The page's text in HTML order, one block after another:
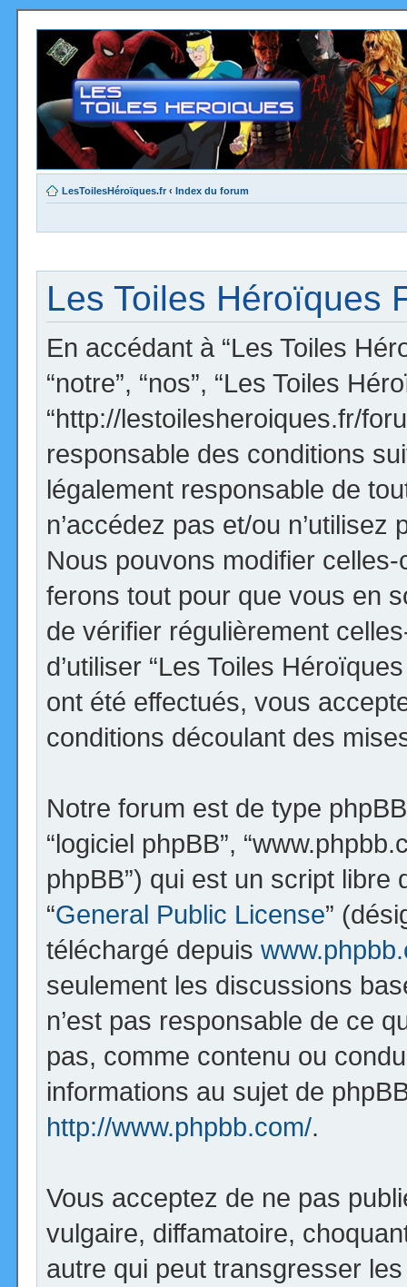
LesToilesHéroïques.fr ‹ Index du forum
Les Toiles Héroïques
En accédant à “Les Toiles
“notre”, “nos”, “Les Toiles
“http://lestoilesheroiques.fr/
responsable des conditions
légalement responsable de
n’accédez pas et/ou n’utilisez
Nous pouvons modifier
ferons tout pour que vous en
de vérifier régulièrement
d’utiliser “Les Toiles
ont été effectués, vous
conditions découlant des
Notre forum est de type phpBB
“logiciel phpBB”,
phpBB”) qui est un script
“General Public License”
téléchargé depuis
seulement les discussions
n’est pas responsable de ce
pas, comme contenu ou
informations au sujet de
http://www.phpbb.com/.
Vous acceptez de ne pas
vulgaire, diffamatoire,
autre qui peut transgresser